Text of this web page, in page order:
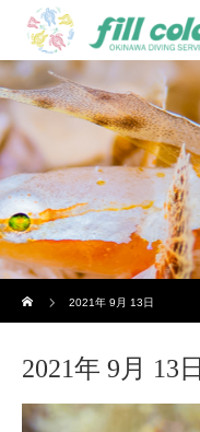
2021年 9月 13日
2021年 9月 13日